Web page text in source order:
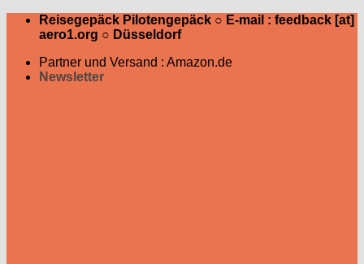
Zum
Reisegepäck Pilotengepäck ○ E-mail : feedback [at]
aero1.org ○ Düsseldorf
Partner und Versand : Amazon.de
Newsletter